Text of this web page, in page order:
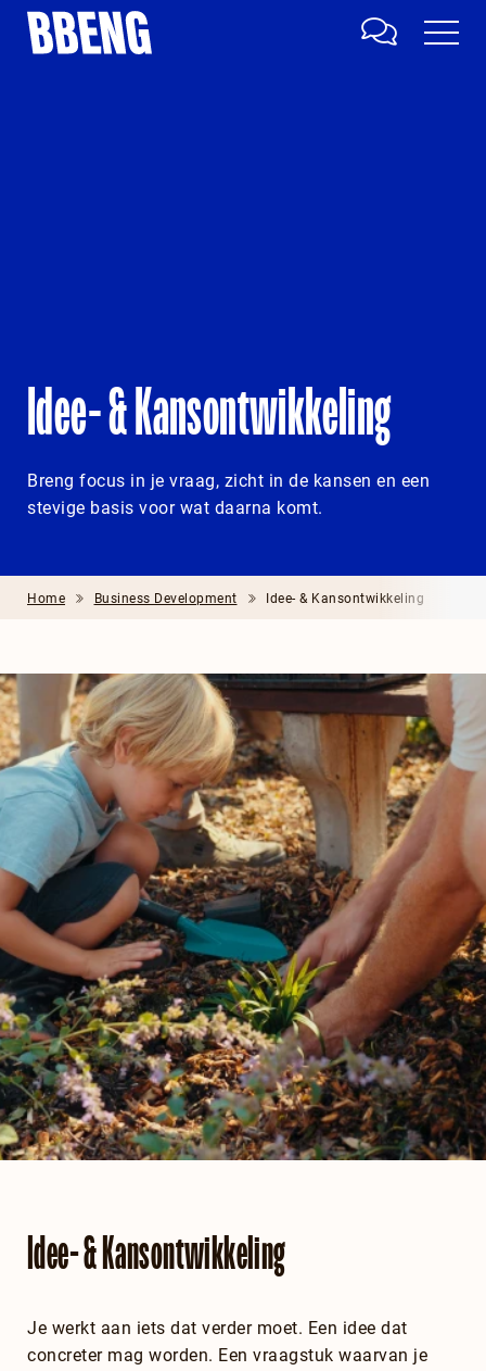
Home Business Development Idee- & Kansontwikkeling
Idee- & Kansontwikkeling
Breng focus in je vraag, zicht in de kansen en een
stevige basis voor wat daarna komt.
Idee- & Kansontwikkeling
Je werkt aan iets dat verder moet. Een idee dat
concreter mag worden. Een vraagstuk waarvan je